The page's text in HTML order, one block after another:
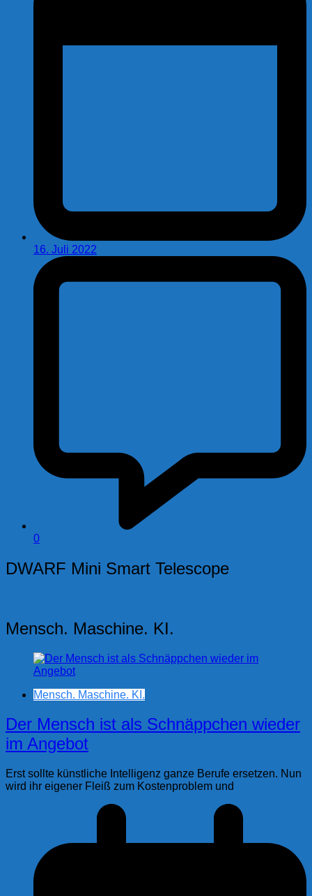
16. Juli 2022
0
DWARF Mini Smart Telescope
Mensch. Maschine. KI.
Mensch. Maschine. KI.
Der Mensch ist als Schnäppchen wieder
im Angebot
Erst sollte künstliche Intelligenz ganze Berufe ersetzen. Nun
wird ihr eigener Fleiß zum Kostenproblem und